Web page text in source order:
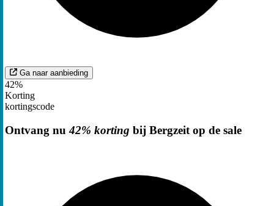
Ga naar aanbieding
42%
Korting
kortingscode
Ontvang nu42% korting bij Bergzeit op de sale